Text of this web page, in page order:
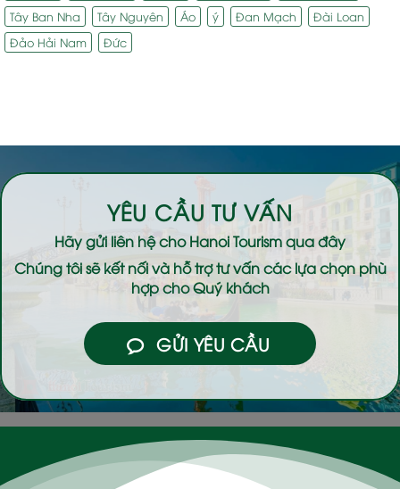
Tây Ban Nha
Tây Nguyên Áo ý Đan Mạch
Đài Loan
Đảo Hải Nam
Đức
YÊU CẦU TƯ VẤN
Hãy gửi liên hệ choHanoi Tourismqua đây
Chúng tôi sẽ kết nối và hỗ trợ tư vấn các lựa chọn phù
hợp cho Quý khách
GỬI YÊU CẦU